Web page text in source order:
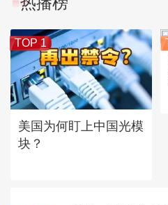
TOP 1
美国为何盯上中国光模
块？